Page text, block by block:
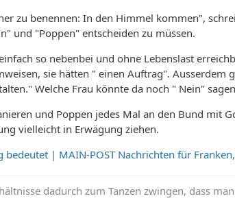
zu benennen: In den Himmel kommen",
und "Poppen" entscheiden zu müssen.
so nebenbei und ohne Lebenslast
sie hätten " einen Auftrag".
Welche Frau könnte da noch " Nein"
und Poppen jedes Mal an den Bund mit
vielleicht in Erwägung ziehen.
bedeutet | MAIN-POST Nachrichten für
dadurch zum Tanzen zwingen, dass